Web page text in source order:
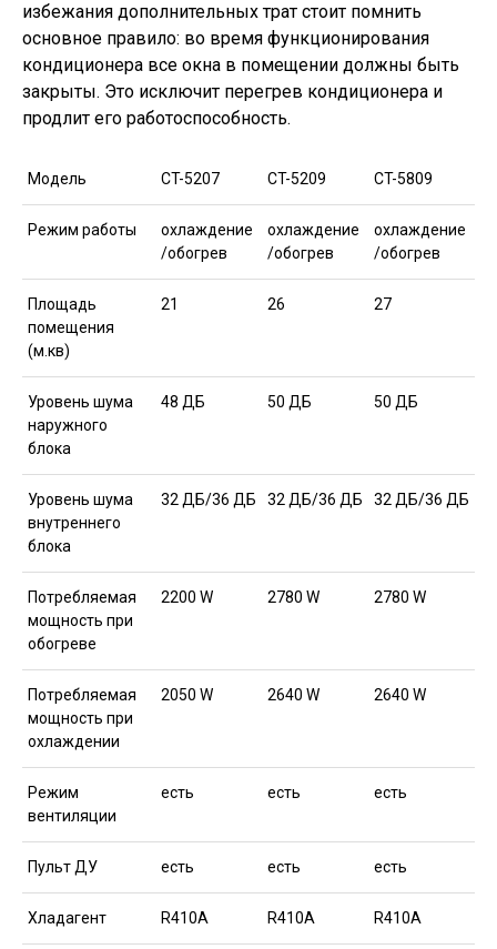
избежания дополнительных трат стоит помнить
основное правило: во время функционирования
кондиционера все окна в помещении должны быть
закрыты. Это исключит перегрев кондиционера и
продлит его работоспособность.
Модель CT-5207 CT-5209 CT-5809
Режим работы
охлаждение
/обогрев
охлаждение
/обогрев
охлаждение
/обогрев
Площадь
помещения
(м.кв)
21 26 27
Уровень шума
наружного
блока
48 ДБ 50 ДБ 50 ДБ
Уровень шума
внутреннего
блока
32 ДБ/36 ДБ 32 ДБ/36 ДБ 32 ДБ/36 ДБ
Потребляемая
мощность при
обогреве
2200 W 2780 W 2780 W
Потребляемая
мощность при
охлаждении
2050 W 2640 W 2640 W
Режим
вентиляции
есть есть есть
Пульт ДУ есть есть есть
Хладагент R410A R410A R410A